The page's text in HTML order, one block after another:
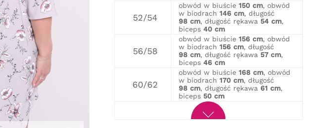
52/54
obwód w biuście 150 cm, obwód
w biodrach 146 cm, długość
98 cm, długość rękawa 54 cm,
biceps 40 cm
56/58
obwód w biuście 156 cm, obwód
w biodrach 156 cm, długość
98 cm, długość rękawa 57 cm,
biceps 46 cm
60/62
obwód w biuście 168 cm, obwód
w biodrach 170 cm, długość
98 cm, długość rękawa 61 cm,
biceps 50 cm